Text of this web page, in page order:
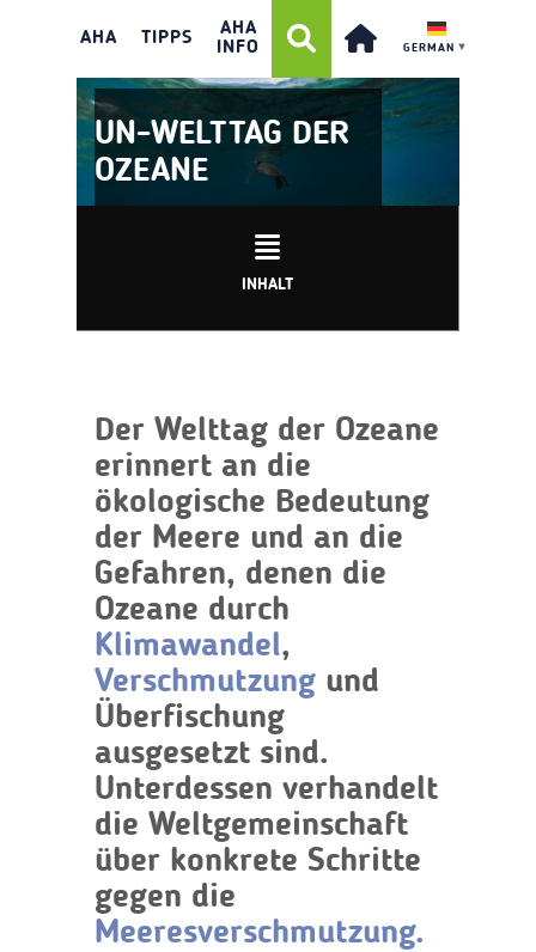
AHA TIPPS
AHA
INFO
GERMAN ▼
UN-WELTTAG DER
OZEANE
INHALT
Der Welttag der Ozeane
erinnert an die
ökologische Bedeutung
der Meere und an die
Gefahren, denen die
Ozeane durch
Klimawandel,
Verschmutzung und
Überfischung
ausgesetzt sind.
Unterdessen verhandelt
die Weltgemeinschaft
über konkrete Schritte
gegen die
Meeresverschmutzung.